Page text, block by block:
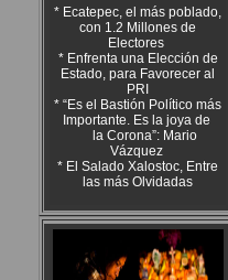
* Ecatepec, el más poblado,
con 1.2 Millones de
Electores
* Enfrenta una Elección de
Estado, para Favorecer al
PRI
* “Es el Bastión Político más
Importante. Es la joya de
la Corona”: Mario
Vázquez
* El Salado Xalostoc, Entre
las más Olvidadas